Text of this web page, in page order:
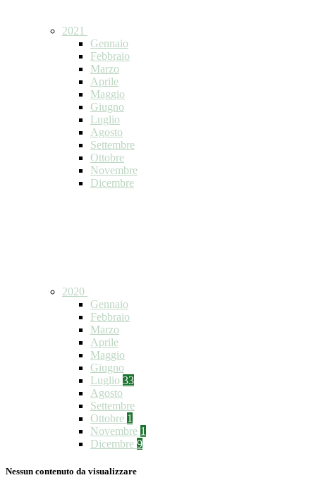
2021
Gennaio
Febbraio
Marzo
Aprile
Maggio
Giugno
Luglio
Agosto
Settembre
Ottobre
Novembre
Dicembre
2020
Gennaio
Febbraio
Marzo
Aprile
Maggio
Giugno
Luglio 33
Agosto
Settembre
Ottobre 1
Novembre 1
Dicembre 9
Nessun contenuto da visualizzare